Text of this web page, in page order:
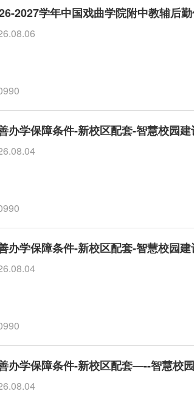
2027学年中国戏曲学院附中教辅后
办学保障条件-新校区配套-智慧校园
办学保障条件-新校区配套-智慧校园
办学保障条件-新校区配套—--智慧校